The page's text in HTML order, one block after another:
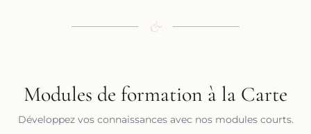
&
Modules de formation à la Carte
Développez vos connaissances avec nos modules courts.